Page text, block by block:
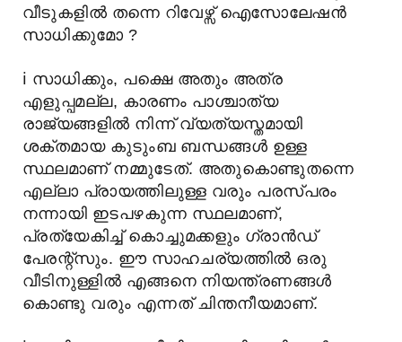
വീടുകളിൽ തന്നെ റിവേഴ്സ് ഐസോലേഷൻ
സാധിക്കുമോ ?
ℹ️ സാധിക്കും, പക്ഷെ അതും അത്ര
എളുപ്പമല്ല, കാരണം പാശ്ചാത്യ
രാജ്യങ്ങളിൽ നിന്ന് വ്യത്യസ്തമായി
ശക്തമായ കുടുംബ ബന്ധങ്ങൾ ഉള്ള
സ്ഥലമാണ് നമ്മുടേത്. അതുകൊണ്ടുതന്നെ
എല്ലാ പ്രായത്തിലുള്ള വരും പരസ്പരം
നന്നായി ഇടപഴകുന്ന സ്ഥലമാണ്,
പ്രത്യേകിച്ച് കൊച്ചുമക്കളും ഗ്രാൻഡ്
പേരന്റ്സും. ഈ സാഹചര്യത്തിൽ ഒരു
വീടിനുള്ളിൽ എങ്ങനെ നിയന്ത്രണങ്ങൾ
കൊണ്ടു വരും എന്നത് ചിന്തനീയമാണ്.